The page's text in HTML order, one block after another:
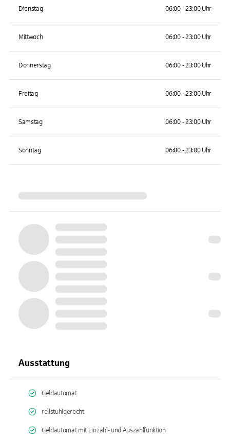
Dienstag 06:00 - 23:00 Uhr
Mittwoch 06:00 - 23:00 Uhr
Donnerstag 06:00 - 23:00 Uhr
Freitag 06:00 - 23:00 Uhr
Samstag 06:00 - 23:00 Uhr
Sonntag 06:00 - 23:00 Uhr
Ausstattung
Geldautomat
rollstuhlgerecht
Geldautomat mit Einzahl- und Auszahlfunktion